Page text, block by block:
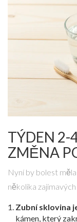
TÝDEN 2-
ZMĚNA
Nyní by bolest
několika
Zubní sklovina
kámen, který